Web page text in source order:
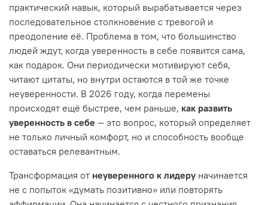
практический навык, который вырабатывается через
последовательное столкновение с тревогой и
преодоление её. Проблема в том, что большинство
людей ждут, когда уверенность в себе появится сама,
как подарок. Они периодически мотивируют себя,
читают цитаты, но внутри остаются в той же точке
неуверенности. В 2026 году, когда перемены
происходят ещё быстрее, чем раньше, как развить
уверенность в себе — это вопрос, который определяет
не только личный комфорт, но и способность вообще
оставаться релевантным.
Трансформация от неуверенного к лидеру начинается
не с попыток «думать позитивно» или повторять